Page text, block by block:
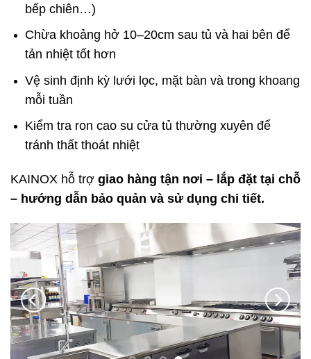
bếp chiên…)
Chừa khoảng hở 10–20cm sau tủ và hai bên để
tản nhiệt tốt hơn
Vệ sinh định kỳ lưới lọc, mặt bàn và trong khoang
mỗi tuần
Kiểm tra ron cao su cửa tủ thường xuyên để
tránh thất thoát nhiệt
KAINOX hỗ trợ giao hàng tận nơi – lắp đặt tại chỗ
– hướng dẫn bảo quản và sử dụng chi tiết.